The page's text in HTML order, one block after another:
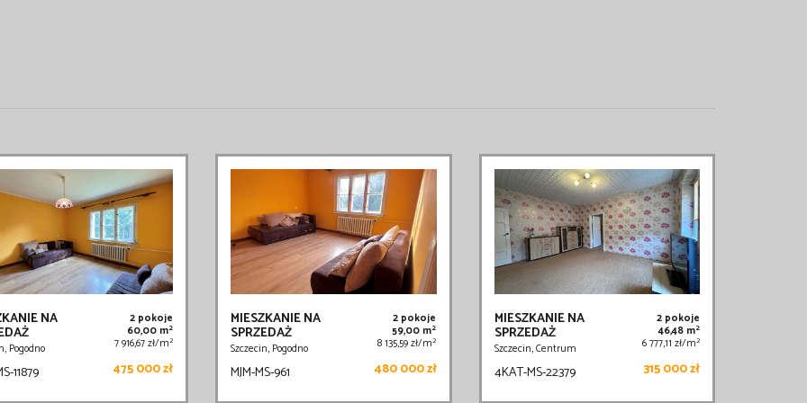
NA
Pogodno
2 pokoje
60,00 m2
7 916,67 zł/m2
11879 475 000 zł
MIESZKANIE NA
SPRZEDAŻ
Szczecin, Pogodno
2 pokoje
59,00 m2
8 135,59 zł/m2
MJM-MS-961 480 000 zł
MIESZKANIE NA
SPRZEDAŻ
Szczecin, Centrum
2 pokoje
46,48 m2
6 777,11 zł/m2
4KAT-MS-22379 315 000 zł